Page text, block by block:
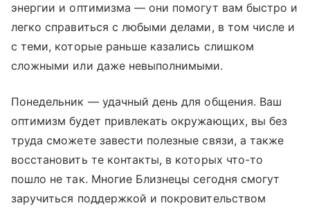
энергии и оптимизма — они помогут вам быстро и
легко справиться с любыми делами, в том числе и
с теми, которые раньше казались слишком
сложными или даже невыполнимыми.
Понедельник — удачный день для общения. Ваш
оптимизм будет привлекать окружающих, вы без
труда сможете завести полезные связи, а также
восстановить те контакты, в которых что-то
пошло не так. Многие Близнецы сегодня смогут
заручиться поддержкой и покровительством